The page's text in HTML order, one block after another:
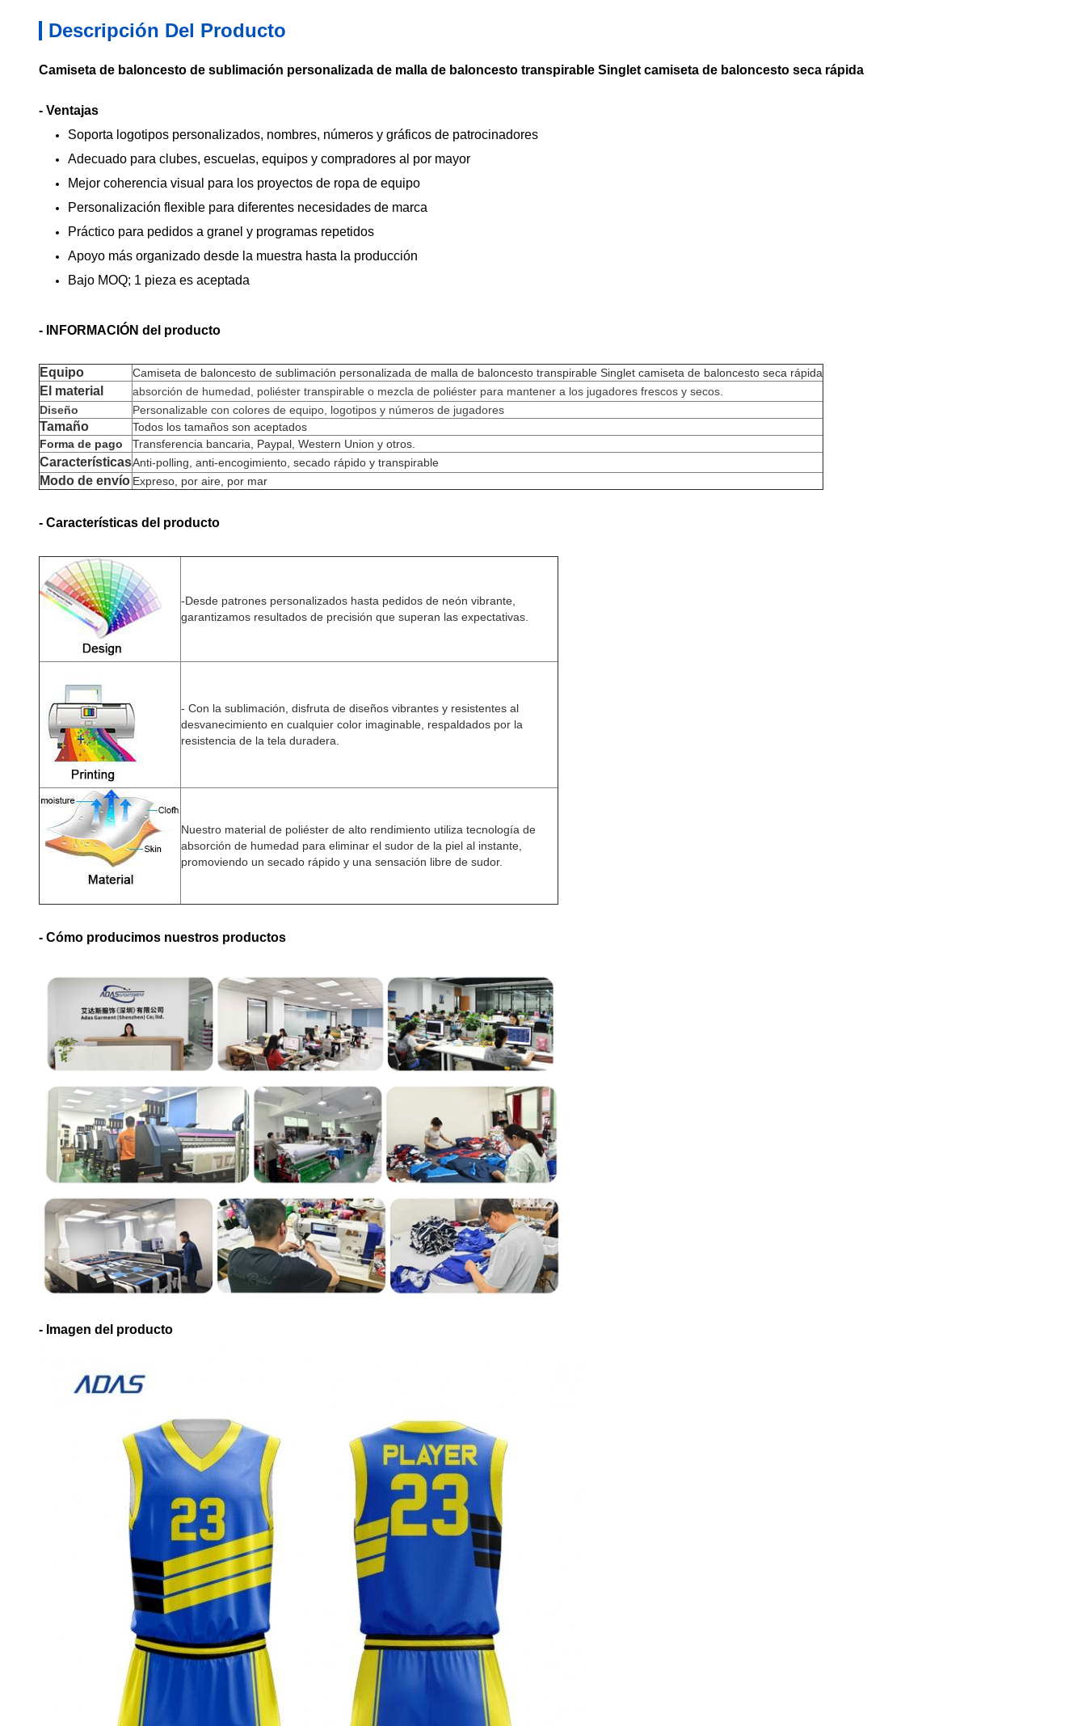
Descripción Del Producto
Camiseta de baloncesto de sublimación personalizada de malla de baloncesto transpirable Singlet camiseta de baloncesto seca rápida
- Ventajas
Soporta logotipos personalizados, nombres, números y gráficos de patrocinadores
Adecuado para clubes, escuelas, equipos y compradores al por mayor
Mejor coherencia visual para los proyectos de ropa de equipo
Personalización flexible para diferentes necesidades de marca
Práctico para pedidos a granel y programas repetidos
Apoyo más organizado desde la muestra hasta la producción
Bajo MOQ; 1 pieza es aceptada
- INFORMACIÓN del producto
Equipo Camiseta de baloncesto de sublimación personalizada de malla de baloncesto transpirable Singlet camiseta de baloncesto seca rápida
El material
absorción de humedad, poliéster transpirable o mezcla de poliéster para mantener a los jugadores frescos y secos.
Diseño
Personalizable con colores de equipo, logotipos y números de jugadores
Tamaño
Todos los tamaños son aceptados
Forma de pago
Transferencia bancaria, Paypal, Western Union y otros.
CaracterísticasAnti-polling, anti-encogimiento, secado rápido y transpirable
Modo de envío Expreso, por aire, por mar
- Características del producto
-Desde patrones personalizados hasta pedidos de neón vibrante,
garantizamos resultados de precisión que superan las expectativas.
- Con la sublimación, disfruta de diseños vibrantes y resistentes al
desvanecimiento en cualquier color imaginable, respaldados por la
resistencia de la tela duradera.
Nuestro material de poliéster de alto rendimiento utiliza tecnología de
absorción de humedad para eliminar el sudor de la piel al instante,
promoviendo un secado rápido y una sensación libre de sudor.
- Cómo producimos nuestros productos
- Imagen del producto